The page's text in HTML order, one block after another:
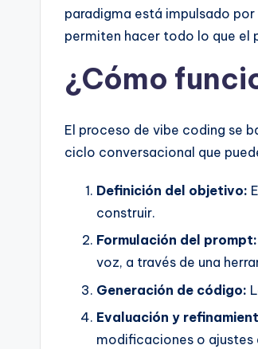
paradigma está impulsado
permiten hacer todo lo que el
¿Cómo
El proceso de vibe coding se
ciclo conversacional que
Definición del objetivo:
construir.
Formulación del prompt:
voz, a través de una
Generación de código:
Evaluación y
modificaciones o ajustes